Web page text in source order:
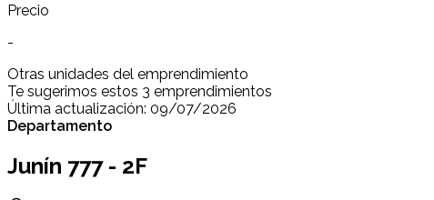
Precio
-
Otras unidades del emprendimiento
Te sugerimos estos 3 emprendimientos
Última actualización: 09/07/2026
Departamento
Junín 777 - 2F